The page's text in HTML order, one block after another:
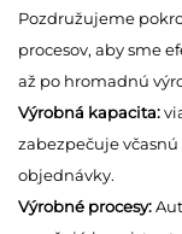
Pozdružujeme
procesov, aby sme
až po hromadnú
Výrobná kapacita:
zabezpečuje
objednávky.
Výrobné procesy: